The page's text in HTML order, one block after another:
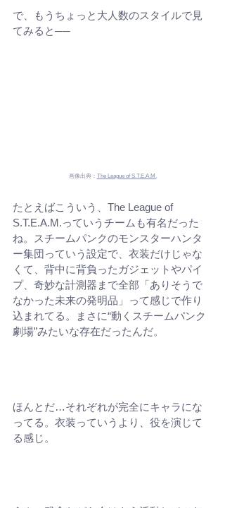
で、もうちょっと大人数のスタイルで見
てみると──
画像出典： The League of S.T.E.A.M.
たとえばこういう、The League of
S.T.E.A.M.っていうチームも有名だった
ね。スチームパンクのモンスターハンタ
ー集団っていう設定で、衣装だけじゃな
くて、背中に背負ったガジェットやパイ
プ、奇妙な計測器まで全部「ありそうで
なかった未来の発明品」って感じで作り
込まれてる。まさに“動くスチームパンク
劇場”みたいな存在だったんだ。
ほんとだ…それぞれが完全にキャラにな
ってる。衣装っていうより、役を演じて
る感じ。